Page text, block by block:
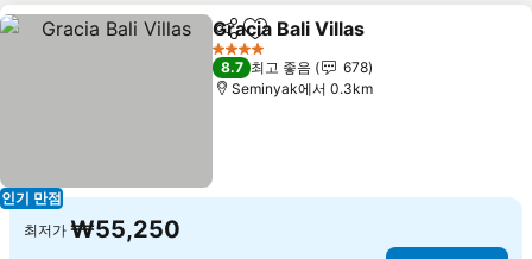
인기 만점
공유 즐겨찾기에 추가
Gracia Bali Villas
4 성급
8.7 최고 좋음
678
Seminyak에서 0.3km
최저가 ₩55,250